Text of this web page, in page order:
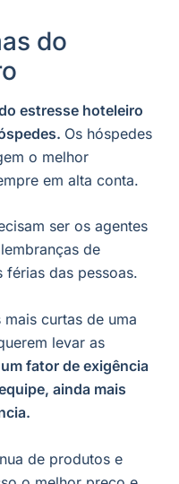
do
estresse hoteleiro
Os hóspedes
o melhor
em alta conta.
ser os agentes
de
das pessoas.
curtas de uma
levar as
fator de exigência
ainda mais
de produtos e